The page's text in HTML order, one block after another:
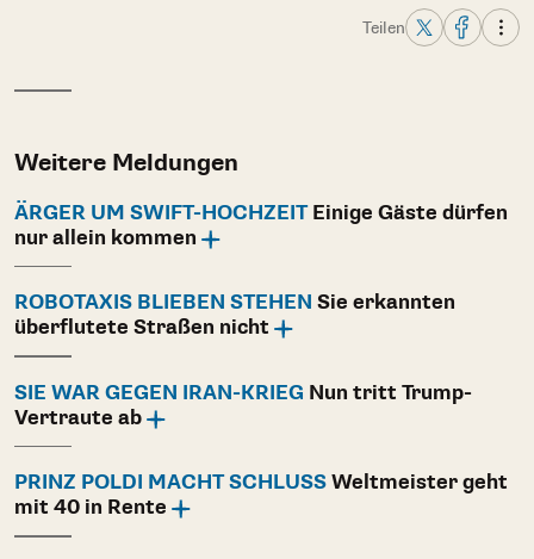
Teilen
Weitere Meldungen
ÄRGER UM SWIFT-HOCHZEITEinige Gäste dürfen
nur allein kommen
ROBOTAXIS BLIEBEN STEHEN Sie erkannten
überflutete Straßen nicht
SIE WAR GEGEN IRAN-KRIEG Nun tritt Trump-
Vertraute ab
PRINZ POLDI MACHT SCHLUSS Weltmeister geht
mit 40 in Rente